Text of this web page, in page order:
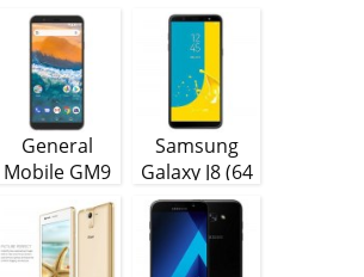
General
Mobile GM9
Samsung
Galaxy J8 (64
GB)